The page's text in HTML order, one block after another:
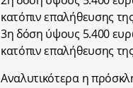
κατόπιν επαλήθευσης
3η δόση ύψους 5.400
κατόπιν επαλήθευσης
Αναλυτικότερα η